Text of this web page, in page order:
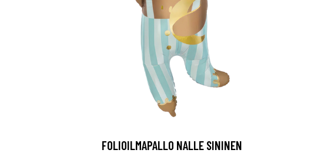
FOLIOILMAPALLO NALLE SININEN